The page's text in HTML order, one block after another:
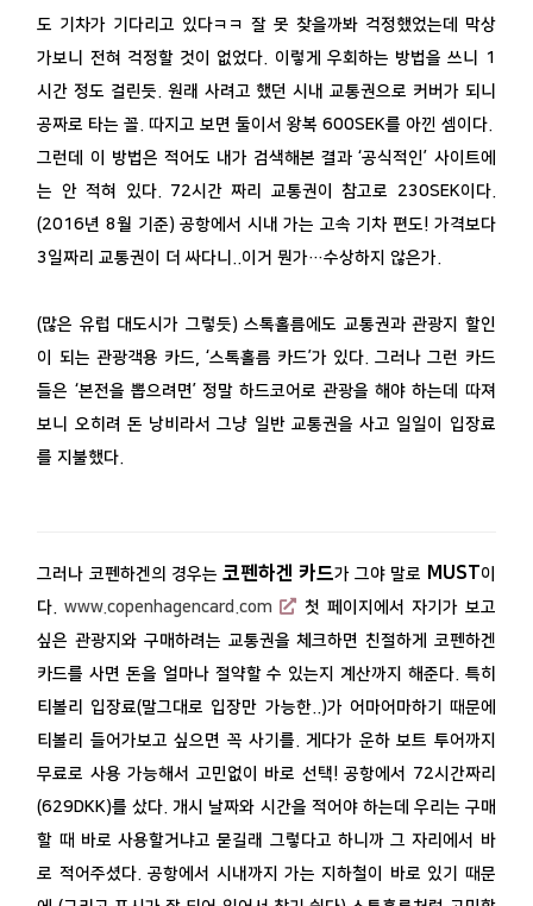
도 기차가 기다리고 있다ㅋㅋ 잘 못 찾을까봐 걱정했었는데 막상
가보니 전혀 걱정할 것이 없었다. 이렇게 우회하는 방법을 쓰니 1
시간 정도 걸린듯. 원래 사려고 했던 시내 교통권으로 커버가 되니
공짜로 타는 꼴. 따지고 보면 둘이서 왕복 600SEK를 아낀 셈이다.
그런데 이 방법은 적어도 내가 검색해본 결과 ‘공식적인’ 사이트에
는 안 적혀 있다. 72시간 짜리 교통권이 참고로 230SEK이다.
(2016년 8월 기준) 공항에서 시내 가는 고속 기차 편도! 가격보다
3일짜리 교통권이 더 싸다니..이거 뭔가…수상하지 않은가.
(많은 유럽 대도시가 그렇듯) 스톡홀름에도 교통권과 관광지 할인
이 되는 관광객용 카드, ‘스톡홀름 카드’가 있다. 그러나 그런 카드
들은 ‘본전을 뽑으려면’ 정말 하드코어로 관광을 해야 하는데 따져
보니 오히려 돈 낭비라서 그냥 일반 교통권을 사고 일일이 입장료
를 지불했다.
그러나 코펜하겐의 경우는 코펜하겐 카드가 그야 말로 MUST이
다.www.copenhagencard.com
첫 페이지에서 자기가 보고
싶은 관광지와 구매하려는 교통권을 체크하면 친절하게 코펜하겐
카드를 사면 돈을 얼마나 절약할 수 있는지 계산까지 해준다. 특히
티볼리 입장료(말그대로 입장만 가능한..)가 어마어마하기 때문에
티볼리 들어가보고 싶으면 꼭 사기를. 게다가 운하 보트 투어까지
무료로 사용 가능해서 고민없이 바로 선택! 공항에서 72시간짜리
(629DKK)를 샀다. 개시 날짜와 시간을 적어야 하는데 우리는 구매
할 때 바로 사용할거냐고 묻길래 그렇다고 하니까 그 자리에서 바
로 적어주셨다. 공항에서 시내까지 가는 지하철이 바로 있기 때문